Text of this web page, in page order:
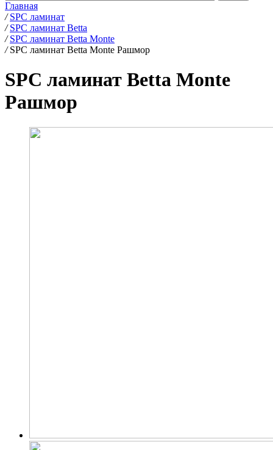
Главная
/ SPC ламинат
/ SPC ламинат Betta
/ SPC ламинат Betta Monte
/ SPC ламинат Betta Monte Рашмор
SPC ламинат Betta Monte
Рашмор